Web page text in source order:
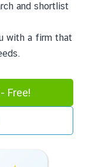
and shortlist
with a firm that
Free!